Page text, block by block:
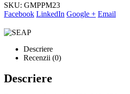
SKU: GMPPM23
Facebook LinkedIn Google + Email
Descriere
Recenzii (0)
Descriere